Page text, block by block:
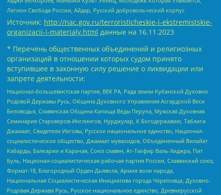
Легион Свобода России, Айдар, Русский добровольческий корпус
Источник: http://nac.gov.ru/terroristicheskie-i-ekstremistskie-
organizacii-i-materialy.html данные на 16.11.2023
* Перечень общественных объединений и религиозных
организаций в отношении которых судом принято
вступившее в законную силу решение о ликвидации или
запрете деятельности:
Национал-большевистская партия, ВЕК РА, Рада земли Кубанской Духовно
Родовой Державы Русь, Община Духовного Управления Асгардской Веси
Беловодья, Славянская Община Капища Веды Перуна, Мужская Духовная
Семинария Староверов-Инглингов, Нурджулар, К Богодержавию, Таблиги
Джамаат, Свидетели Иеговы, Русское национальное единство, Национал-
социалистическое общество, Джамаат мувахидов, Объединенный Вилайат
Кабарды, Балкарии и Карачая, Союз славян, Ат-Такфир Валь-Хиджра, Пит
Буль, Национал-социалистическая рабочая партия России, Славянский союз,
Формат-18, Благородный Орден Дьявола, Армия воли народа,
Национальная Социалистическая Инициатива города Череповца, Духовно-
Родовая Держава Русь, Русское национальное единство, Древнерусской